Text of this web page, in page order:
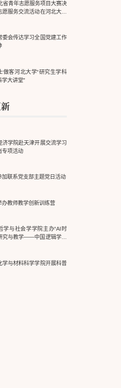
省青年志愿服务项目大赛决
愿服务交流活动在河北大学
委会传达学习全国党建工作
做客河北大学“研究生学科
学大讲堂”
济学院赴天津开展交流学习
专项活动
加联系党支部主题党日活动
办教师教学创新训练营
学与社会学学院主办“AI时
究与教学——中国逻辑学会
学与材料科学学院开展科普